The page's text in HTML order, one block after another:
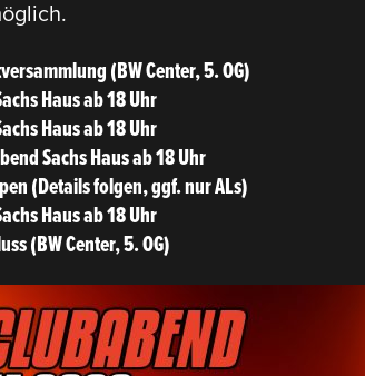
(BW Center, 5. OG)
Haus ab 18 Uhr
Haus ab 18 Uhr
Sachs Haus ab 18 Uhr
(Details folgen, ggf. nur ALs)
Haus ab 18 Uhr
(BW Center, 5. OG)